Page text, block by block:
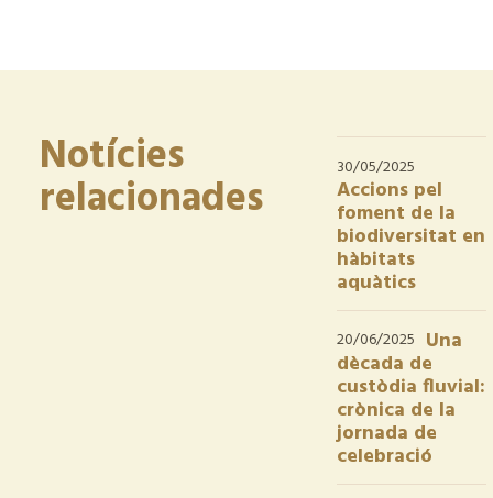
Notícies
relacionades
30/05/2025
Accions pel
foment de la
biodiversitat en
hàbitats
aquàtics
20/06/2025 Una
dècada de
custòdia fluvial:
crònica de la
jornada de
celebració